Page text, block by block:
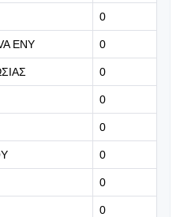
08:05
αλεξιπτωτιστή πριν τη
Ολλανδίας (βίντεο)
Άνετες προκρίσεις
0
ΕΝΥ 0
0
0
0
0
0
0